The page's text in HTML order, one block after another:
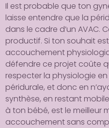
Il est probable que ton
laisse entendre que la
dans le cadre d’un AVAC.
productif. Si ton souhait
accouchement
défendre ce projet coûte
respecter la physiologie
péridurale, et donc en
synthèse, en restant
à ton bébé, est le meilleur
accouchement sans